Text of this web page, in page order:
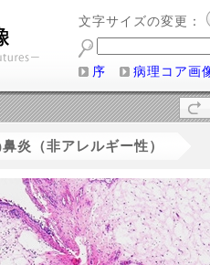
文字サイズの変更：
序
病理コア画
炎（非アレルギー性）